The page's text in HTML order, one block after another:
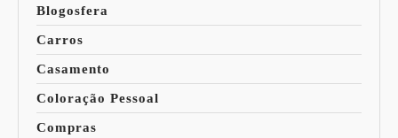
Blogosfera
Carros
Casamento
Coloração Pessoal
Compras